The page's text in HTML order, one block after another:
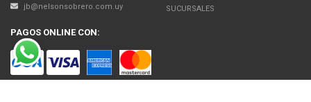
jb@nelsonsobrero.com.uy
SUCURSALES
PAGOS ONLINE CON: